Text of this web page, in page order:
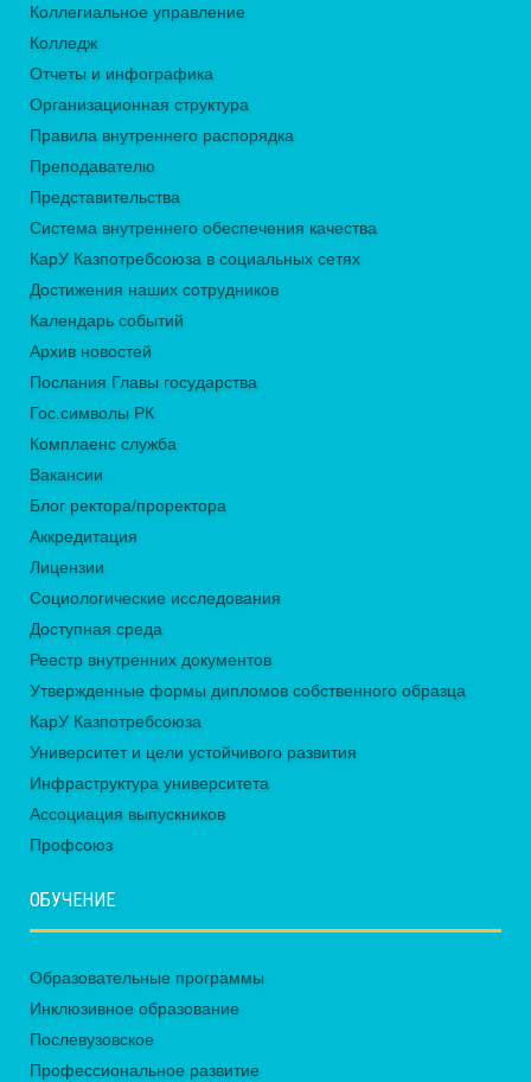
Коллегиальное управление
Колледж
Отчеты и инфографика
Организационная структура
Правила внутреннего распорядка
Преподавателю
Представительства
Система внутреннего обеспечения качества
КарУ Казпотребсоюза в социальных сетях
Достижения наших сотрудников
Календарь событий
Архив новостей
Послания Главы государства
Гос.символы РК
Комплаенс служба
Вакансии
Блог ректора/проректора
Аккредитация
Лицензии
Социологические исследования
Доступная среда
Реестр внутренних документов
Утвержденные формы дипломов собственного образца
КарУ Казпотребсоюза
Университет и цели устойчивого развития
Инфраструктура университета
Ассоциация выпускников
Профсоюз
ОБУЧЕНИЕ
Образовательные программы
Инклюзивное образование
Послевузовское
Профессиональное развитие